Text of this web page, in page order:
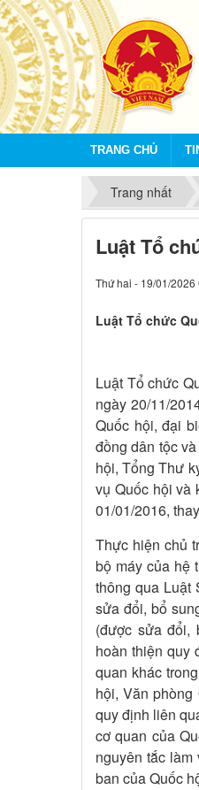
TRANG CHỦ
Trang nhất
Luật Tổ
Thứ hai - 19/01/2026
Luật Tổ chức
Luật Tổ chức
ngày 20/11/
Quốc hội, đại
đồng dân tộc
hội, Tổng Thư
vụ Quốc hội và
01/01/2016,
Thực hiện chủ
bộ máy của hệ
thông qua Luật
sửa đổi, bổ
(được sửa đổi,
hoàn thiện quy
quan khác
hội, Văn
quy định liên
cơ quan của
nguyên tắc
ban của Quốc